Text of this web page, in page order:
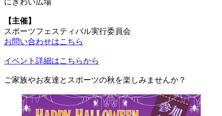
【主催】
スポーツフェスティバル実行委員会
お問い合わせはこちら
イベント詳細はこちらから
ご家族やお友達とスポーツの秋を楽しみませんか？